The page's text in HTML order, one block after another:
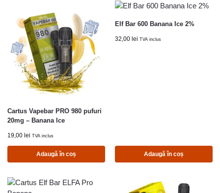
Cartus Vapebar PRO 980 pufuri
20mg – Banana Ice
19,00 lei TVA inclus
Adaugă în coș
Elf Bar 600 Banana Ice 2%
32,00 lei TVA inclus
Adaugă în coș